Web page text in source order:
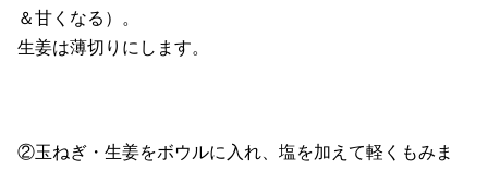
＆甘くなる）。
生姜は薄切りにします。
②玉ねぎ・生姜をボウルに入れ、塩を加えて軽くもみま